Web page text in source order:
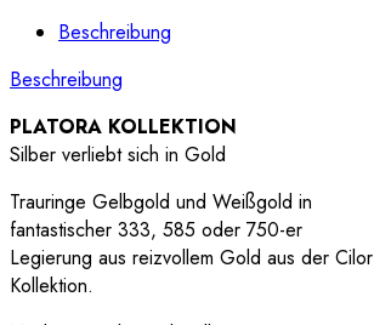
Beschreibung
Beschreibung
PLATORA KOLLEKTION
Silber verliebt sich in Gold
Trauringe Gelbgold und Weißgold in
fantastischer 333, 585 oder 750-er
Legierung aus reizvollem Gold aus der Cilor
Kollektion.